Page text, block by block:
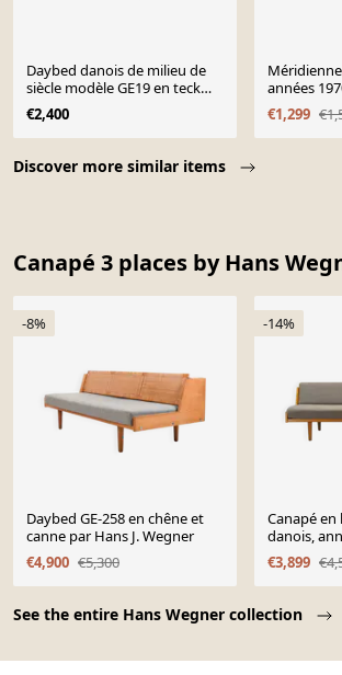
Discover more similar items
Daybed danois de milieu de
siècle modèle GE19 en teck
attribué à Hans J. Wegner
pour Getama, années 1960.
€2,400
années
€1,299
Canapé 3 places by Hans
See the entire Hans Wegner collection
-8%
Daybed GE-258 en chêne et
canne par Hans J. Wegner
€4,900 €5,300
-14%
Canapé
danois,
: Hans. J.
€3,899